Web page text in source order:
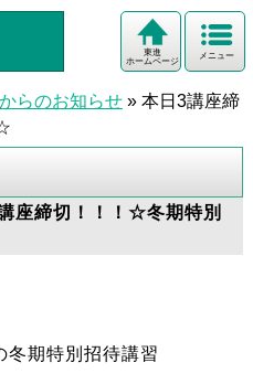
メニュー
東進
ホームページ
らのお知らせ » 本日3講座締
座締切！！！☆冬期特別
冬期特別招待講習